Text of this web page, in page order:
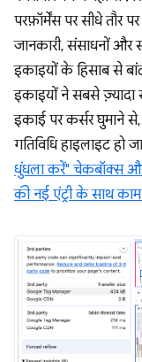
परफ़ॉर्मेंस पर सीधे तौर
जानकारी, संसाधनों और
इकाइयों के हिसाब से
इकाइयों ने सबसे ज़्यादा
इकाई पर कर्सर घुमाने
गतिविधि हाइलाइट हो
धुंधला करें" चेकबॉक्स और
की नई एंट्री के साथ